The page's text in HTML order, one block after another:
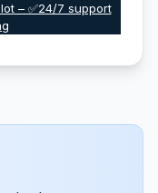
– ✅24/7 support